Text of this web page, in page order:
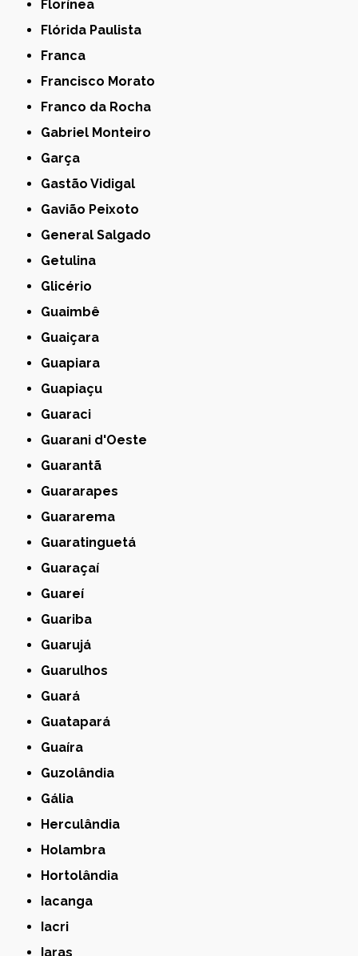
Florínea
Flórida Paulista
Franca
Francisco Morato
Franco da Rocha
Gabriel Monteiro
Garça
Gastão Vidigal
Gavião Peixoto
General Salgado
Getulina
Glicério
Guaimbê
Guaiçara
Guapiara
Guapiaçu
Guaraci
Guarani d'Oeste
Guarantã
Guararapes
Guararema
Guaratinguetá
Guaraçaí
Guareí
Guariba
Guarujá
Guarulhos
Guará
Guatapará
Guaíra
Guzolândia
Gália
Herculândia
Holambra
Hortolândia
Iacanga
Iacri
Iaras